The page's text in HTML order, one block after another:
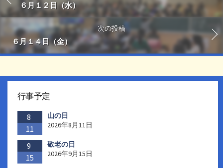
６月１２日（水）
次の投稿
６月１４日（金）
行事予定
8
11
山の日
2026年8月11日
9
15
敬老の日
2026年9月15日